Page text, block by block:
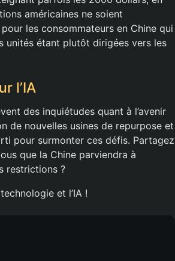
américaines ne soient
les consommateurs en Chine qui
unités étant plutôt dirigées vers les
l’IA
des inquiétudes quant à l’avenir
de nouvelles usines de repurpose et
pour surmonter ces défis. Partagez
que la Chine parviendra à
restrictions ?
et l’IA !